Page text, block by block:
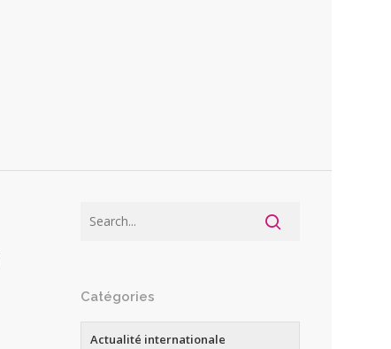
Catégories
Actualité internationale